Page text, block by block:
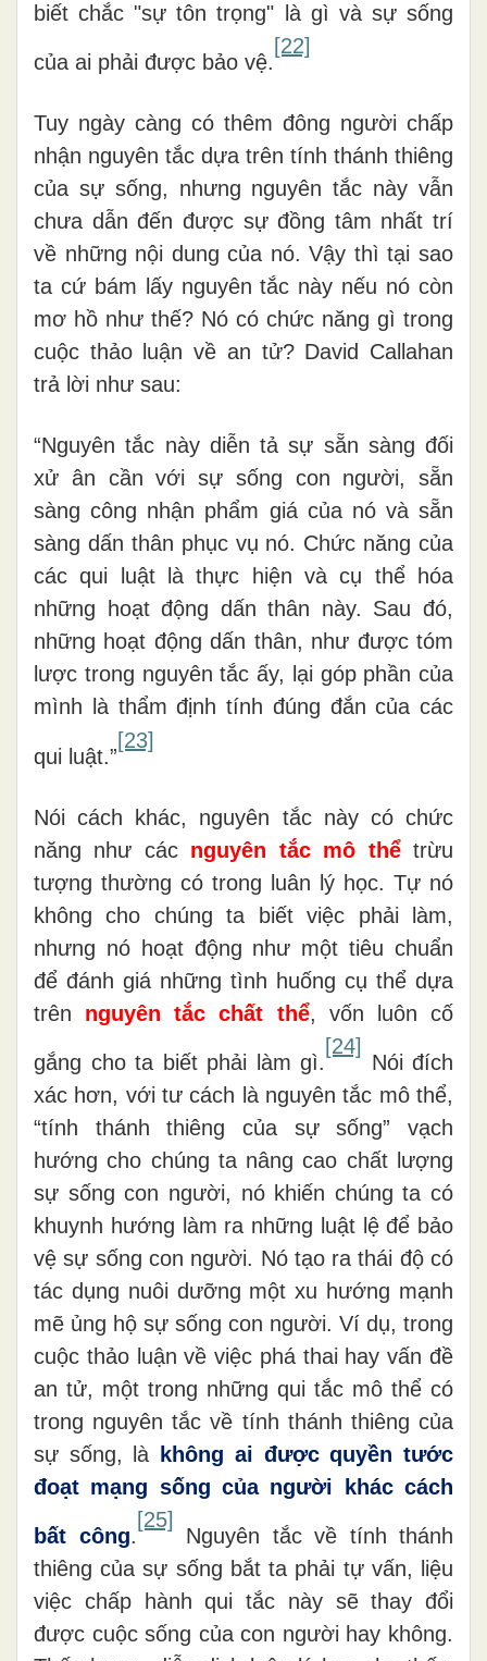
biết chắc "sự tôn trọng" là gì và sự sống
của ai phải được bảo vệ.
[22]
Tuy ngày càng có thêm đông người chấp
nhận nguyên tắc dựa trên tính thánh thiêng
của sự sống, nhưng nguyên tắc này vẫn
chưa dẫn đến được sự đồng tâm nhất trí
về những nội dung của nó. Vậy thì tại sao
ta cứ bám lấy nguyên tắc này nếu nó còn
mơ hồ như thế? Nó có chức năng gì trong
cuộc thảo luận về an tử? David Callahan
trả lời như sau:
“Nguyên tắc này diễn tả sự sẵn sàng đối
xử ân cần với sự sống con người, sẵn
sàng công nhận phẩm giá của nó và sẵn
sàng dấn thân phục vụ nó. Chức năng của
các qui luật là thực hiện và cụ thể hóa
những hoạt động dấn thân này. Sau đó,
những hoạt động dấn thân, như được tóm
lược trong nguyên tắc ấy, lại góp phần của
mình là thẩm định tính đúng đắn của các
qui luật.”
[23]
Nói cách khác, nguyên tắc này có chức
năng như các nguyên tắc mô thểtrừu
tượng thường có trong luân lý học. Tự nó
không cho chúng ta biết việc phải làm,
nhưng nó hoạt động như một tiêu chuẩn
để đánh giá những tình huống cụ thể dựa
trên nguyên tắc chất thể, vốn luôn cố
gắng cho ta biết phải làm gì.
[24]
Nói đích
xác hơn, với tư cách là nguyên tắc mô thể,
“tính thánh thiêng của sự sống” vạch
hướng cho chúng ta nâng cao chất lượng
sự sống con người, nó khiến chúng ta có
khuynh hướng làm ra những luật lệ để bảo
vệ sự sống con người. Nó tạo ra thái độ có
tác dụng nuôi dưỡng một xu hướng mạnh
mẽ ủng hộ sự sống con người. Ví dụ, trong
cuộc thảo luận về việc phá thai hay vấn đề
an tử, một trong những qui tắc mô thể có
trong nguyên tắc về tính thánh thiêng của
sự sống, là
không ai được quyền tước
đoạt mạng sống của người khác cách
bất công.
[25]
Nguyên tắc về tính thánh
thiêng của sự sống bắt ta phải tự vấn, liệu
việc chấp hành qui tắc này sẽ thay đổi
được cuộc sống của con người hay không.